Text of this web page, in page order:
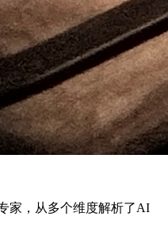
家，从多个维度解析了AI